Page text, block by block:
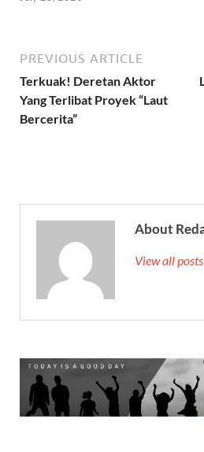
PREVIOUS ARTICLE
Terkuak! Deretan Aktor
Yang Terlibat Proyek “Laut
Bercerita”
About
View all